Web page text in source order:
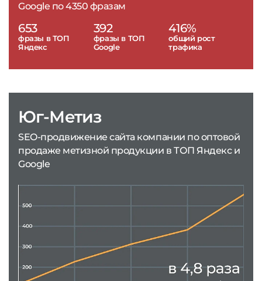
Google по 4350 фразам
653
фразы в ТОП
Яндекс
392
фразы в ТОП
Google
416%
общий рост
трафика
Юг-Метиз
SEO-продвижение сайта компании по оптовой
продаже метизной продукции в ТОП Яндекс и
Google